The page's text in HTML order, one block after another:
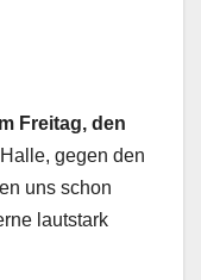
Freitag, den
gegen den
uns schon
lautstark